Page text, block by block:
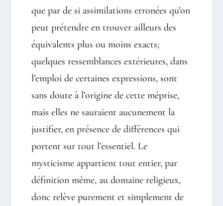
que par de si assimilations erronées qu’on
peut prétendre en trouver ailleurs des
équivalents plus ou moins exacts;
quelques ressemblances extérieures, dans
l’emploi de certaines expressions, sont
sans doute à l’origine de cette méprise,
mais elles ne sauraient aucunement la
justifier, en présence de différences qui
portent sur tout l’essentiel. Le
mysticisme appartient tout entier, par
définition même, au domaine religieux,
donc relève purement et simplement de